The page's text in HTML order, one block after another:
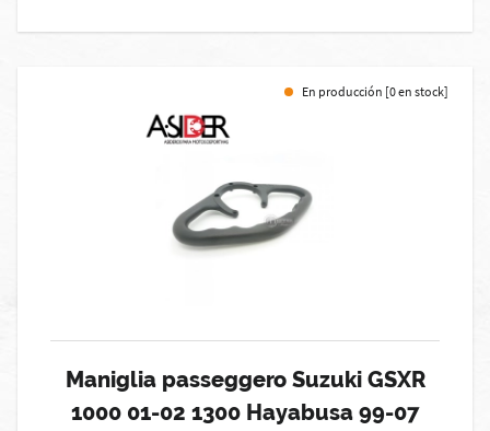
En producción [0 en stock]
Maniglia passeggero Suzuki GSXR
1000 01-02 1300 Hayabusa 99-07